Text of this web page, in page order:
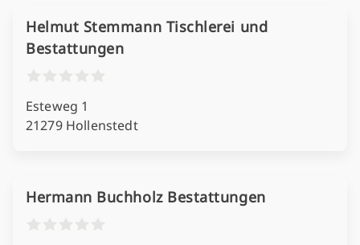
Helmut Stemmann Tischlerei und
Bestattungen
Esteweg 1
21279 Hollenstedt
Hermann Buchholz Bestattungen